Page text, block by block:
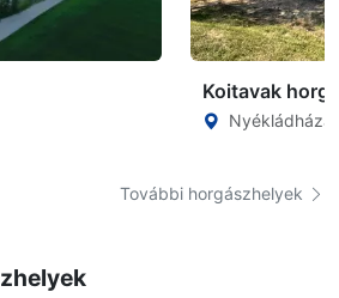
Koitavak
Nyékládháza
További horgászhelyek